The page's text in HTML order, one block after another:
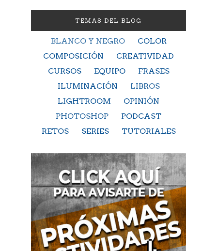
TEMAS DEL BLOG
BLANCO Y NEGRO
COLOR
COMPOSICIÓN
CREATIVIDAD
CURSOS
EQUIPO
FRASES
ILUMINACIÓN
LIBROS
LIGHTROOM
OPINIÓN
PHOTOSHOP
PODCAST
RETOS
SERIES TUTORIALES